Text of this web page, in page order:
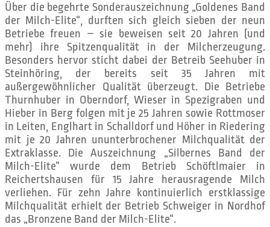
Über die begehrte Sonderauszeichnung „Goldenes Band
der Milch-Elite“, durften sich gleich sieben der neun
Betriebe freuen – sie beweisen seit 20 Jahren (und
mehr) ihre Spitzenqualität in der Milcherzeugung.
Besonders hervor sticht dabei der Betreib Seehuber in
Steinhöring, der bereits seit 35 Jahren mit
außergewöhnlicher Qualität überzeugt. Die Betriebe
Thurnhuber in Oberndorf, Wieser in Spezigraben und
Hieber in Berg folgen mit je 25 Jahren sowie Rottmoser
in Leiten, Englhart in Schalldorf und Höher in Riedering
mit je 20 Jahren ununterbrochener Milchqualität der
Extraklasse. Die Auszeichnung „Silbernes Band der
Milch-Elite“ wurde dem Betrieb Schöftlmaier in
Reichertshausen für 15 Jahre herausragende Milch
verliehen. Für zehn Jahre kontinuierlich erstklassige
Milchqualität erhielt der Betrieb Schweiger in Nordhof
das „Bronzene Band der Milch-Elite“.